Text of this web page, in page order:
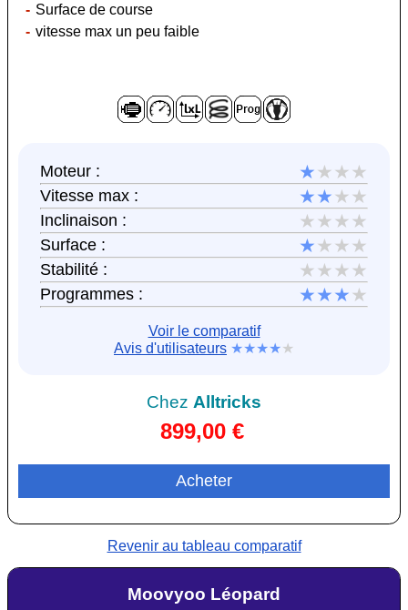
Surface de course
vitesse max un peu faible
Moteur : ★ ★★★
Vitesse max : ★★ ★★
Inclinaison : ★★★★
Surface : ★ ★★★
Stabilité : ★★★★
Programmes : ★★★ ★
Voir le comparatif
Avis d'utilisateurs ★★★★★
Chez Alltricks
899,00 €
Acheter
Revenir au tableau comparatif
Moovyoo Léopard